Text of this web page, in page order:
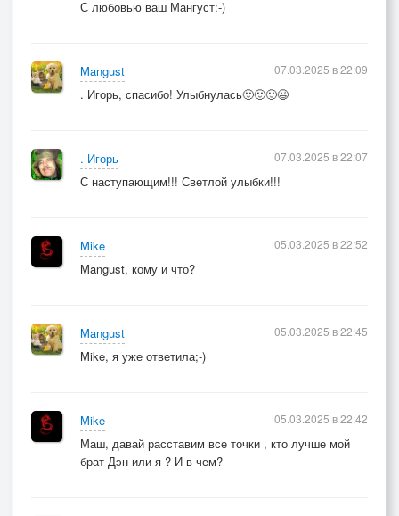
С любовью ваш Мангуст:-)
Mangust
. Игорь, спасибо! Улыбнулась🙂🙂🙂😉
07.03.2025 в 22:09
. Игорь
С наступающим!!! Светлой улыбки!!!
07.03.2025 в 22:07
Mike
Mangust, кому и что?
05.03.2025 в 22:52
Mangust
Mike, я уже ответила;-)
05.03.2025 в 22:45
Mike
Маш, давай расставим все точки , кто лучше мой
брат Дэн или я ? И в чем?
05.03.2025 в 22:42